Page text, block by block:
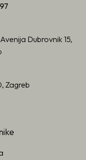
Dubrovnik 15,
Zagreb